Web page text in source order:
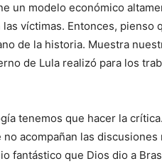
un modelo económico
víctimas. Entonces, pienso
de la historia. Muestra
de Lula realizó para los
tenemos que hacer la
acompañan las
fantástico que Dios dio a